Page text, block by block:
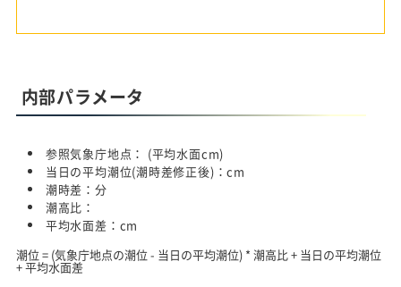
内部パラメータ
参照気象庁地点： (平均水面cm)
当日の平均潮位(潮時差修正後)：cm
潮時差：分
潮高比：
平均水面差： cm
潮位 = (気象庁地点の潮位 - 当日の平均潮位) * 潮高比 + 当日の平均潮位
+ 平均水面差